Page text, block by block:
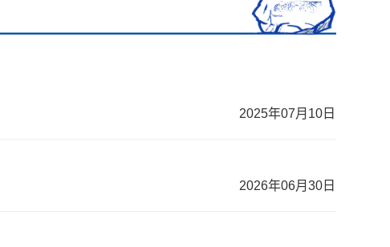
2025年07月10日
2026年06月30日